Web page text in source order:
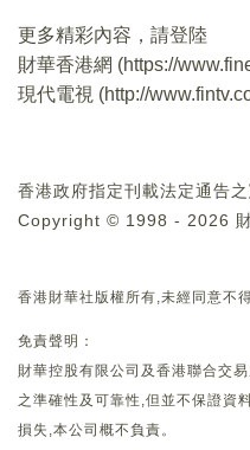
更多精彩內容，請登陸
財華香港網 (https://
現代電視 (http://
香港政府指定刊載法定通告
Copyright © 1998 - 2026 財
香港財華社版權所有,未經同意不得
免責聲明：
財華控股有限公司及香港聯合交
之準確性及可靠性,但並不保證資
損失,本公司概不負責。